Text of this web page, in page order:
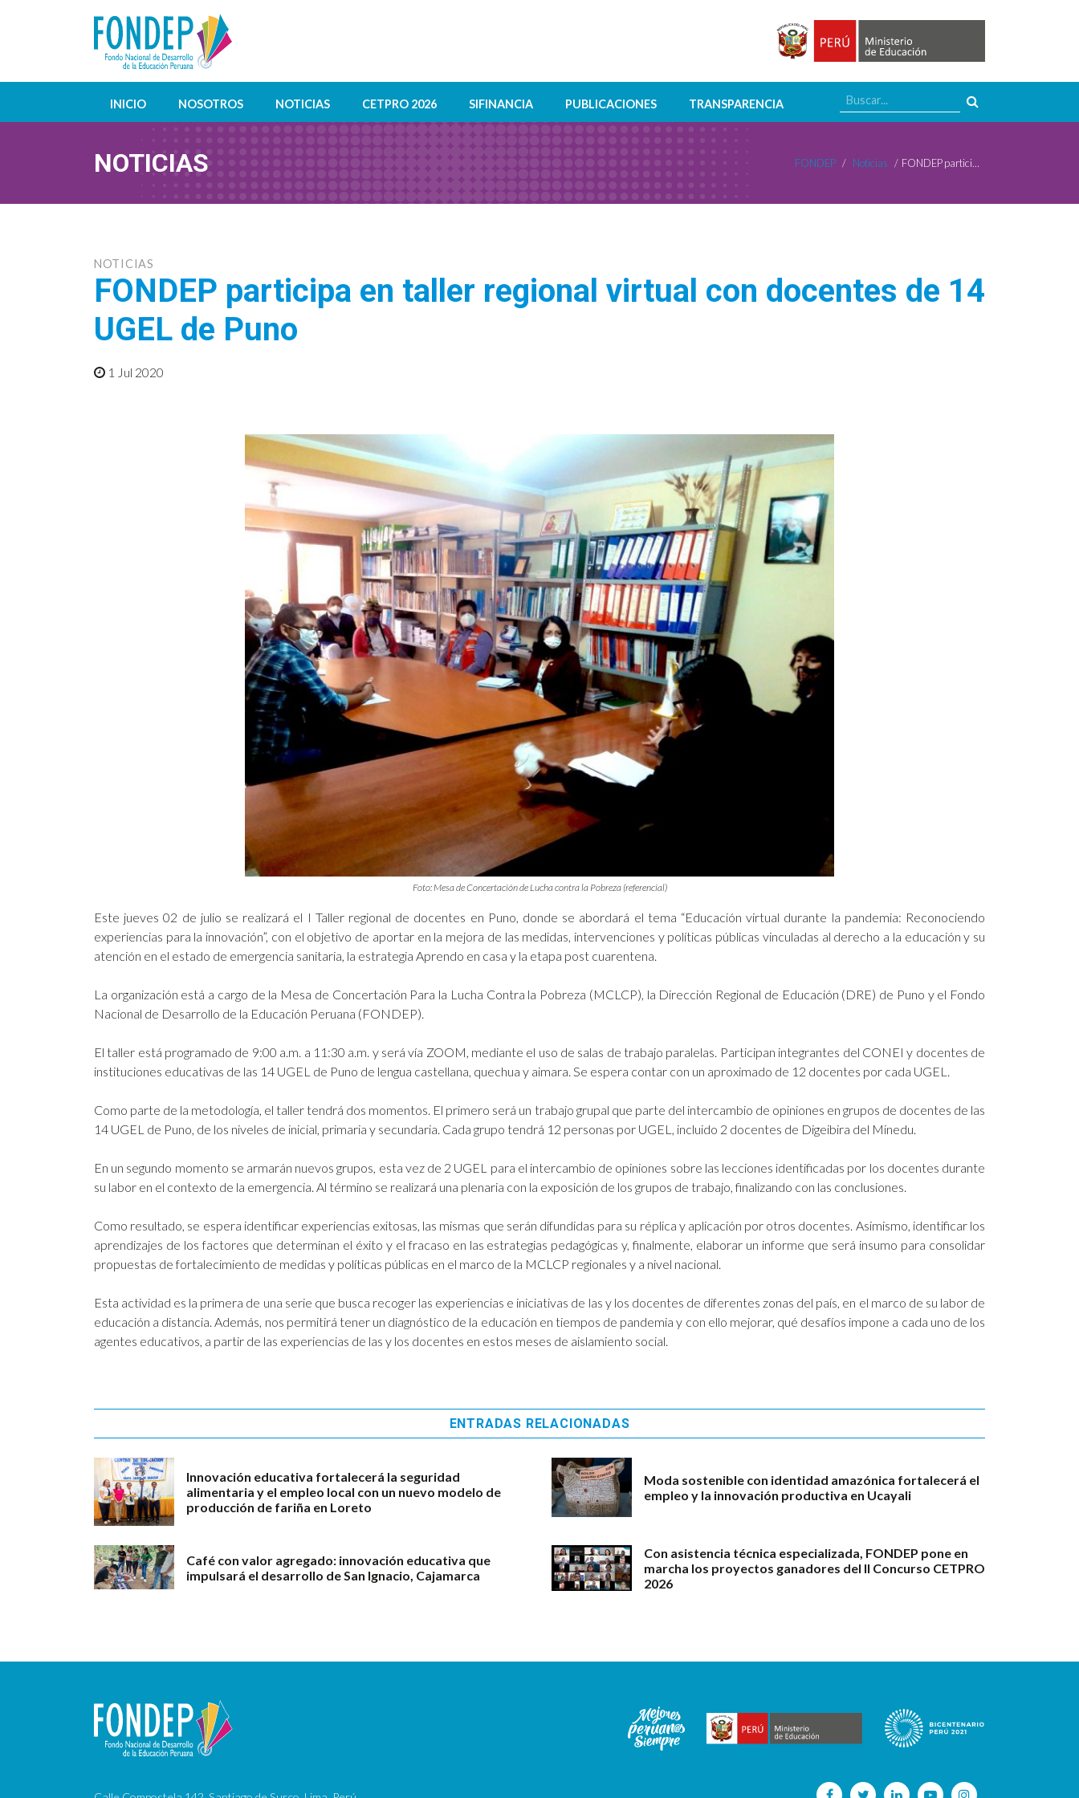
INICIO NOSOTROS NOTICIAS CETPRO 2026 SIFINANCIA PUBLICACIONES TRANSPARENCIA
NOTICIAS FONDEP / Noticias / FONDEP participa en taller regional virtual con docentes de 14 UGEL de Puno
NOTICIAS
FONDEP participa en taller regional virtual con docentes de 14
UGEL de Puno
1 Jul 2020
Foto: Mesa de Concertación de Lucha contra la Pobreza (referencial)
Este jueves 02 de julio se realizará el I Taller regional de docentes en Puno, donde se abordará el tema “Educación virtual durante la pandemia: Reconociendo
experiencias para la innovación”, con el objetivo de aportar en la mejora de las medidas, intervenciones y políticas públicas vinculadas al derecho a la educación y su
atención en el estado de emergencia sanitaria, la estrategia Aprendo en casa y la etapa post cuarentena.
La organización está a cargo de la Mesa de Concertación Para la Lucha Contra la Pobreza (MCLCP), la Dirección Regional de Educación (DRE) de Puno y el Fondo
Nacional de Desarrollo de la Educación Peruana (FONDEP).
El taller está programado de 9:00 a.m. a 11:30 a.m. y será vía ZOOM, mediante el uso de salas de trabajo paralelas. Participan integrantes del CONEI y docentes de
instituciones educativas de las 14 UGEL de Puno de lengua castellana, quechua y aimara. Se espera contar con un aproximado de 12 docentes por cada UGEL.
Como parte de la metodología, el taller tendrá dos momentos. El primero será un trabajo grupal que parte del intercambio de opiniones en grupos de docentes de las
14 UGEL de Puno, de los niveles de inicial, primaria y secundaria. Cada grupo tendrá 12 personas por UGEL, incluido 2 docentes de Digeibira del Minedu.
En un segundo momento se armarán nuevos grupos, esta vez de 2 UGEL para el intercambio de opiniones sobre las lecciones identificadas por los docentes durante
su labor en el contexto de la emergencia. Al término se realizará una plenaria con la exposición de los grupos de trabajo, finalizando con las conclusiones.
Como resultado, se espera identificar experiencias exitosas, las mismas que serán difundidas para su réplica y aplicación por otros docentes. Asimismo, identificar los
aprendizajes de los factores que determinan el éxito y el fracaso en las estrategias pedagógicas y, finalmente, elaborar un informe que será insumo para consolidar
propuestas de fortalecimiento de medidas y políticas públicas en el marco de la MCLCP regionales y a nivel nacional.
Esta actividad es la primera de una serie que busca recoger las experiencias e iniciativas de las y los docentes de diferentes zonas del país, en el marco de su labor de
educación a distancia. Además, nos permitirá tener un diagnóstico de la educación en tiempos de pandemia y con ello mejorar, qué desafíos impone a cada uno de los
agentes educativos, a partir de las experiencias de las y los docentes en estos meses de aislamiento social.
ENTRADAS RELACIONADAS
Innovación educativa fortalecerá la seguridad
alimentaria y el empleo local con un nuevo modelo de
producción de fariña en Loreto
Moda sostenible con identidad amazónica fortalecerá el
empleo y la innovación productiva en Ucayali
Café con valor agregado: innovación educativa que
impulsará el desarrollo de San Ignacio, Cajamarca
Con asistencia técnica especializada, FONDEP pone en
marcha los proyectos ganadores del II Concurso CETPRO
2026